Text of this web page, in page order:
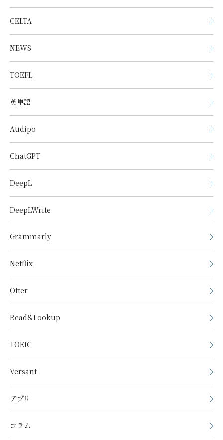
CELTA
NEWS
TOEFL
英単語
Audipo
ChatGPT
DeepL
DeepLWrite
Grammarly
Netflix
Otter
Read&Lookup
TOEIC
Versant
アプリ
コラム